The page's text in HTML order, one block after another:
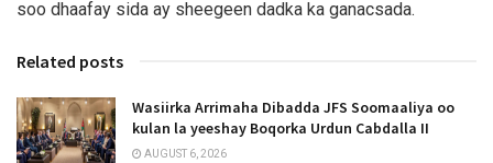
soo dhaafay sida ay sheegeen dadka ka ganacsada.
Related posts
Wasiirka Arrimaha Dibadda JFS Soomaaliya oo
kulan la yeeshay Boqorka Urdun Cabdalla II
AUGUST 6, 2026